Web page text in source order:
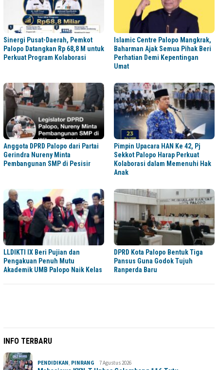
Sinergi Pusat-Daerah, Pemkot
Palopo Datangkan Rp 68,8 M untuk
Perkuat Program Kolaborasi
Islamic Centre Palopo Mangkrak,
Baharman Ajak Semua Pihak Beri
Perhatian Demi Kepentingan
Umat
Anggota DPRD Palopo dari Partai
Gerindra Nureny Minta
Pembangunan SMP di Pesisir
Pimpin Upacara HAN Ke 42, Pj
Sekkot Palopo Harap Perkuat
Kolaborasi dalam Memenuhi Hak
Anak
LLDIKTI IX Beri Pujian dan
Pengakuan Penuh Mutu
Akademik UMB Palopo Naik Kelas
DPRD Kota Palopo Bentuk Tiga
Pansus Guna Godok Tujuh
Ranperda Baru
INFO TERBARU
PENDIDIKAN, PINRANG 7 Agustus 2026